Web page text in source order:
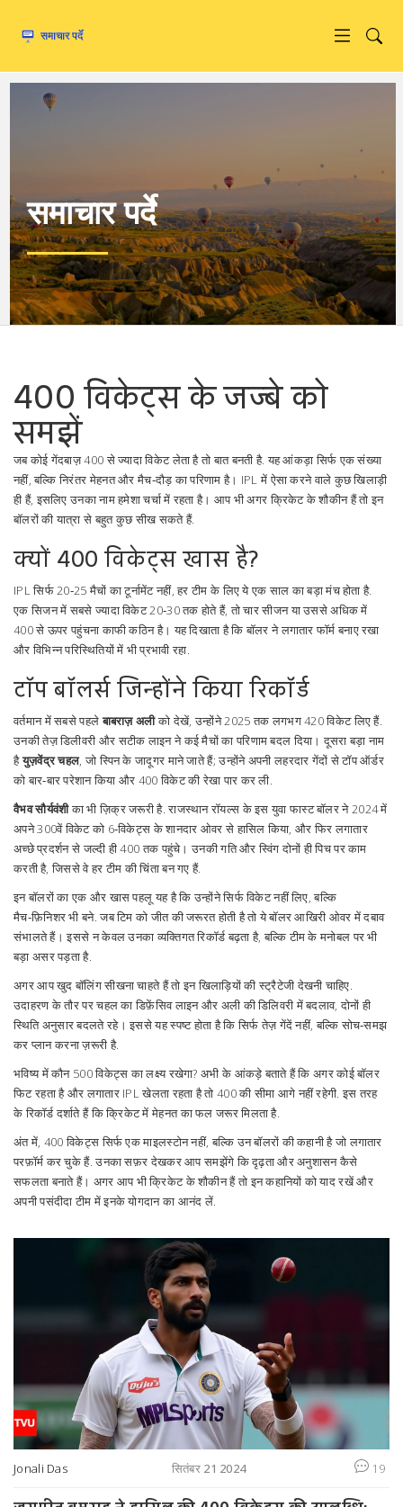
समाचार पर्दे
400 विकेट्स के जज्बे को
समझें
जब कोई गेंदबाज़ 400 से ज्यादा विकेट लेता है तो बात बनती है. यह आंकड़ा सिर्फ एक संख्या
नहीं, बल्कि निरंतर मेहनत और मैच‑दौड़ का परिणाम है। IPL में ऐसा करने वाले कुछ खिलाड़ी
ही हैं, इसलिए उनका नाम हमेशा चर्चा में रहता है। आप भी अगर क्रिकेट के शौकीन हैं तो इन
बॉलरों की यात्रा से बहुत कुछ सीख सकते हैं.
क्यों 400 विकेट्स खास है?
IPL सिर्फ 20‑25 मैचों का टूर्नामेंट नहीं, हर टीम के लिए ये एक साल का बड़ा मंच होता है.
एक सिजन में सबसे ज्यादा विकेट 20‑30 तक होते हैं, तो चार सीजन या उससे अधिक में
400 से ऊपर पहुंचना काफी कठिन है। यह दिखाता है कि बॉलर ने लगातार फॉर्म बनाए रखा
और विभिन्न परिस्थितियों में भी प्रभावी रहा.
टॉप बॉलर्स जिन्होंने किया रिकॉर्ड
वर्तमान में सबसे पहलेबाबराज़ अलीको देखें, उन्होंने 2025 तक लगभग 420 विकेट लिए हैं.
उनकी तेज़ डिलीवरी और सटीक लाइन ने कई मैचों का परिणाम बदल दिया। दूसरा बड़ा नाम
हैयुज़वेंद्र चहल, जो स्पिन के जादूगर माने जाते हैं; उन्होंने अपनी लहरदार गेंदों से टॉप ऑर्डर
को बार‑बार परेशान किया और 400 विकेट की रेखा पार कर ली.
वैभव सौर्यवंशीका भी ज़िक्र जरूरी है. राजस्थान रॉयल्स के इस युवा फास्ट बॉलर ने 2024 में
अपने 300वें विकेट को 6‑विकेट्स के शानदार ओवर से हासिल किया, और फिर लगातार
अच्छे प्रदर्शन से जल्दी ही 400 तक पहुंचे। उनकी गति और स्विंग दोनों ही पिच पर काम
करती है, जिससे वे हर टीम की चिंता बन गए हैं.
इन बॉलरों का एक और खास पहलू यह है कि उन्होंने सिर्फ विकेट नहीं लिए, बल्कि
मैच‑फ़िनिशर भी बने. जब टिम को जीत की जरूरत होती है तो ये बॉलर आखिरी ओवर में दबाव
संभालते हैं। इससे न केवल उनका व्यक्तिगत रिकॉर्ड बढ़ता है, बल्कि टीम के मनोबल पर भी
बड़ा असर पड़ता है.
अगर आप खुद बॉलिंग सीखना चाहते हैं तो इन खिलाड़ियों की स्ट्रैटेजी देखनी चाहिए.
उदाहरण के तौर पर चहल का डिफ़ेंसिव लाइन और अली की डिलिवरी में बदलाव, दोनों ही
स्थिति अनुसार बदलते रहे। इससे यह स्पष्ट होता है कि सिर्फ तेज़ गेंदें नहीं, बल्कि सोच‑समझ
कर प्लान करना ज़रूरी है.
भविष्य में कौन 500 विकेट्स का लक्ष्य रखेगा? अभी के आंकड़े बताते हैं कि अगर कोई बॉलर
फिट रहता है और लगातार IPL खेलता रहता है तो 400 की सीमा आगे नहीं रहेगी. इस तरह
के रिकॉर्ड दर्शाते हैं कि क्रिकेट में मेहनत का फल जरूर मिलता है.
अंत में, 400 विकेट्स सिर्फ एक माइलस्टोन नहीं, बल्कि उन बॉलरों की कहानी है जो लगातार
परफ़ॉर्म कर चुके हैं. उनका सफ़र देखकर आप समझेंगे कि दृढ़ता और अनुशासन कैसे
सफलता बनाते हैं। अगर आप भी क्रिकेट के शौकीन हैं तो इन कहानियों को याद रखें और
अपनी पसंदीदा टीम में इनके योगदान का आनंद लें.
Jonali Das सितंबर 21 2024 19